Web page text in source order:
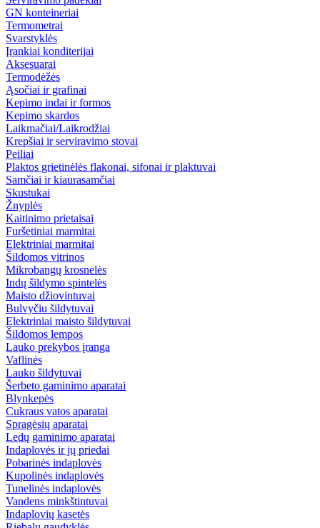
GN konteineriai
Termometrai
Svarstyklės
Įrankiai konditerijai
Aksesuarai
Termodėžės
Ąsočiai ir grafinai
Kepimo indai ir formos
Kepimo skardos
Laikmačiai/Laikrodžiai
Krepšiai ir serviravimo stovai
Peiliai
Plaktos grietinėlės flakonai, sifonai ir plaktuvai
Samčiai ir kiaurasamčiai
Skustukai
Žnyplės
Kaitinimo prietaisai
Furšetiniai marmitai
Elektriniai marmitai
Šildomos vitrinos
Mikrobangų krosnelės
Indų šildymo spintelės
Maisto džiovintuvai
Bulvyčiu šildytuvai
Elektriniai maisto šildytuvai
Šildomos lempos
Lauko prekybos įranga
Vaflinės
Lauko šildytuvai
Šerbeto gaminimo aparatai
Blynkepės
Cukraus vatos aparatai
Spragėsių aparatai
Ledų gaminimo aparatai
Indaplovės ir jų priedai
Pobarinės indaplovės
Kupolinės indaplovės
Tunelinės indaplovės
Vandens minkštintuvai
Indaplovių kasetės